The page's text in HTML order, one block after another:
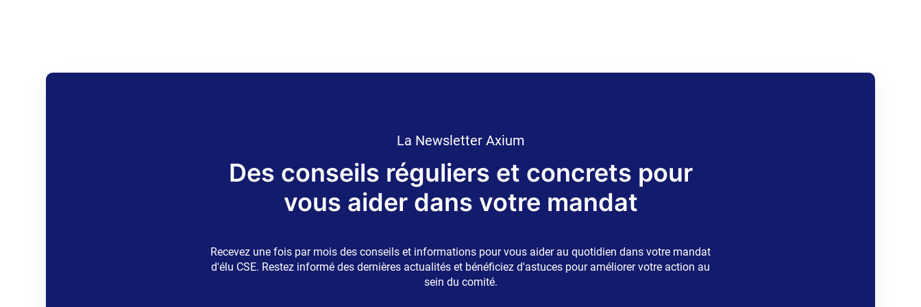
La Newsletter Axium
Des conseils réguliers et concrets pour
vous aider dans votre mandat
Recevez une fois par mois des conseils et informations pour vous aider au quotidien dans votre mandat
d'élu CSE. Restez informé des dernières actualités et bénéficiez d'astuces pour améliorer votre action au
sein du comité.